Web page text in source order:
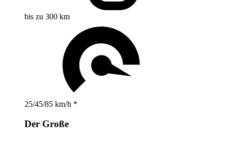
bis zu 300 km
25/45/85 km/h *
Der Große